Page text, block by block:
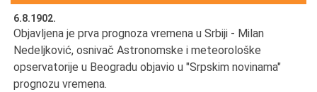
6.8.1902.
Objavljena je prva prognoza vremena u Srbiji - Milan
Nedeljković, osnivač Astronomske i meteorološke
opservatorije u Beogradu objavio u "Srpskim novinama"
prognozu vremena.